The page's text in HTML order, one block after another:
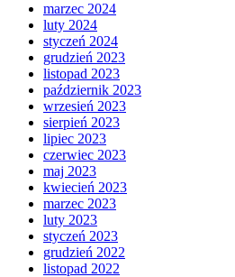
marzec 2024
luty 2024
styczeń 2024
grudzień 2023
listopad 2023
październik 2023
wrzesień 2023
sierpień 2023
lipiec 2023
czerwiec 2023
maj 2023
kwiecień 2023
marzec 2023
luty 2023
styczeń 2023
grudzień 2022
listopad 2022